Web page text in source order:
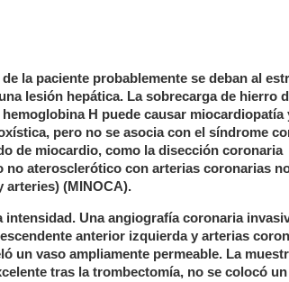
la paciente probablemente se deban al
lesión hepática. La sobrecarga de hierro
H puede causar miocardiopatía
pero no se asocia con el síndrome
de miocardio, como la disección coronaria
no aterosclerótico con arterias coronarias
(MINOCA).
Una angiografía coronaria
anterior izquierda y arterias
un vaso ampliamente permeable. La
tras la trombectomía, no se colocó